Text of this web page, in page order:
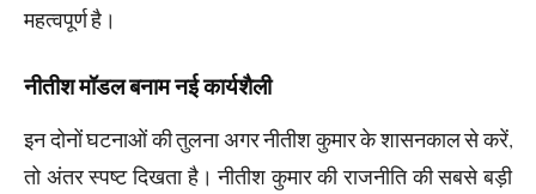
महत्वपूर्ण है।
नीतीश मॉडल बनाम नई कार्यशैली
इन दोनों घटनाओं की तुलना अगर नीतीश कुमार के शासनकाल से करें,
तो अंतर स्पष्ट दिखता है। नीतीश कुमार की राजनीति की सबसे बड़ी